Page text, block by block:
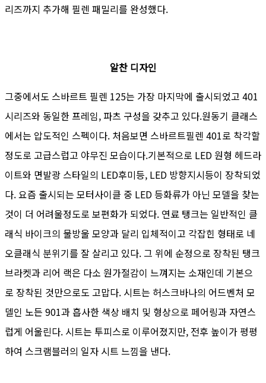
리즈까지 추가해 필렌 패밀리를 완성했다.
알찬 디자인
그중에서도 스바르트 필렌 125는 가장 마지막에 출시되었고 401
시리즈와 동일한 프레임, 파츠 구성을 갖추고 있다.원동기 클래스
에서는 압도적인 스펙이다. 처음보면 스바르트필렌 401로 착각할
정도로 고급스럽고 야무진 모습이다.기본적으로 LED 원형 헤드라
이트와 면발광 스타일의 LED후미등, LED 방향지시등이 장착되었
다. 요즘 출시되는 모터사이클 중 LED 등화류가 아닌 모델을 찾는
것이 더 어려울정도로 보편화가 되었다. 연료 탱크는 일반적인 클
래식 바이크의 물방울 모양과 달리 입체적이고 각잡힌 형태로 네
오클래식 분위기를 잘 살리고 있다. 그 위에 순정으로 장착된 탱크
브라켓과 리어 랙은 다소 원가절감이 느껴지는 소재인데 기본으
로 장착된 것만으로도 고맙다. 시트는 허스크바나의 어드벤처 모
델인 노든 901과 흡사한 색상 배치 및 형상으로 페어링과 자연스
럽게 어울린다. 시트는 투피스로 이루어졌지만, 전후 높이가 평평
하여 스크램블러의 일자 시트 느낌을 낸다.